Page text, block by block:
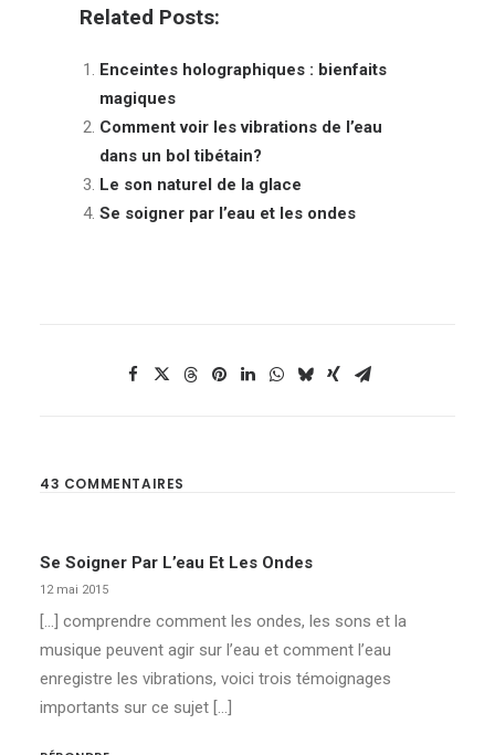
Related Posts:
Enceintes holographiques : bienfaits
magiques
Comment voir les vibrations de l’eau
dans un bol tibétain?
Le son naturel de la glace
Se soigner par l’eau et les ondes
43 COMMENTAIRES
Se Soigner Par L’eau Et Les Ondes
12 mai 2015
[…] comprendre comment les ondes, les sons et la
musique peuvent agir sur l’eau et comment l’eau
enregistre les vibrations, voici trois témoignages
importants sur ce sujet […]